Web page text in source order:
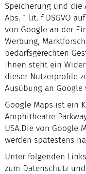
Speicherung und die
Abs. 1 lit. f DSGVO
von Google an der
Werbung,
bedarfsgerechten
Ihnen steht ein
dieser Nutzerprofile
Ausübung an Google
Google Maps ist ein
Amphitheatre
USA.Die von Google
werden spätestens
Unter folgenden
zum Datenschutz